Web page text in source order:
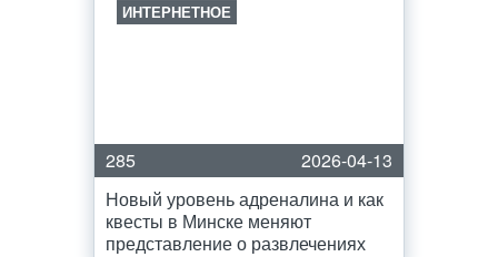
ИНТЕРНЕТНОЕ
285
2026-04-13
Новый уровень адреналина и как
квесты в Минске меняют
представление о развлечениях